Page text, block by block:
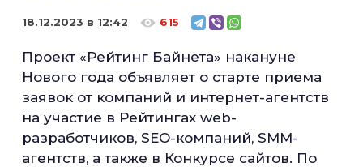
18.12.2023 в 12:42 615
Проект «Рейтинг Байнета» накануне
Нового года объявляет о старте приема
заявок от компаний и интернет-агентств
на участие в Рейтингах web-
разработчиков, SEO-компаний, SMM-
агентств, а также в Конкурсе сайтов. По